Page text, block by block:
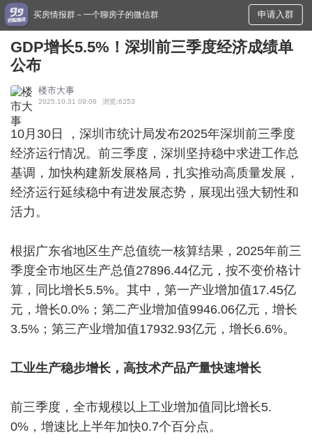
买房情报群－一个聊房子的微信群 申请入群
GDP增长5.5%！深圳前三季度经济成绩单
公布
楼市大事
2025.10.31 09:08 浏览:6253
10月30日 ，深圳市统计局发布2025年深圳前三季度
经济运行情况。前三季度，深圳坚持稳中求进工作总
基调，加快构建新发展格局，扎实推动高质量发展，
经济运行延续稳中有进发展态势，展现出强大韧性和
活力。
根据广东省地区生产总值统一核算结果，2025年前三
季度全市地区生产总值27896.44亿元，按不变价格计
算，同比增长5.5%。其中，第一产业增加值17.45亿
元，增长0.0%；第二产业增加值9946.06亿元，增长
3.5%；第三产业增加值17932.93亿元，增长6.6%。
工业生产稳步增长，高技术产品产量快速增长
前三季度，全市规模以上工业增加值同比增长5.
0%，增速比上半年加快0.7个百分点。